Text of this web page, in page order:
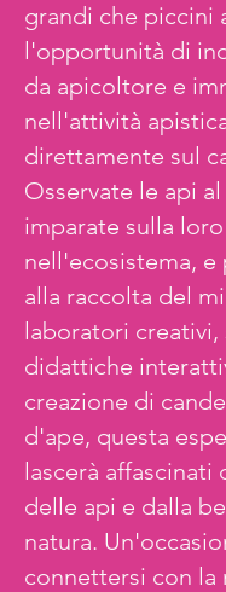
grandi che piccini
l'opportunità di
da apicoltore e
nell'attività
direttamente sul
Osservate le api
imparate sulla
nell'ecosistema, e
alla raccolta del
laboratori creativi,
didattiche
creazione di
d'ape, questa
lascerà affascinati
delle api e dalla
natura.
connettersi con la